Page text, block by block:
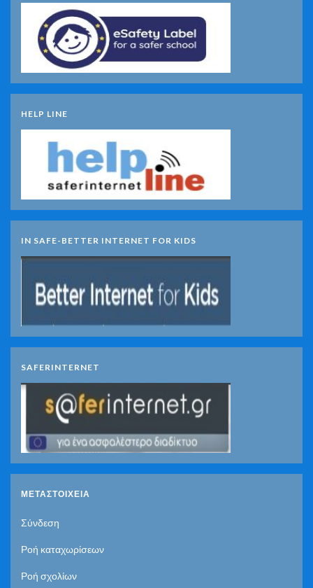
HELP LINE
IN SAFE-BETTER INTERNET FOR KIDS
SAFERINTERNET
ΜΕΤΑΣΤΟΙΧΕΊΑ
Σύνδεση
Ροή καταχωρίσεων
Ροή σχολίων